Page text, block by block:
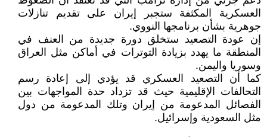
العسكرية المكثفة ستجبر إيران على تقديم تنازلات
جوهرية بشأن برنامجها النووي.
إن عودة التصعيد ستخلق دورة جديدة من العنف في
المنطقة ما يهدد بزيادة التوترات في أماكن مثل العراق
وسوريا واليمن.
كما أن التصعيد العسكري قد يؤدي إلى إعادة رسم
التحالفات الإقليمية حيث قد تزداد حدة المواجهات بين
الفصائل المدعومة من إيران وتلك المدعومة من دول
مثل السعودية وإسرائيل.